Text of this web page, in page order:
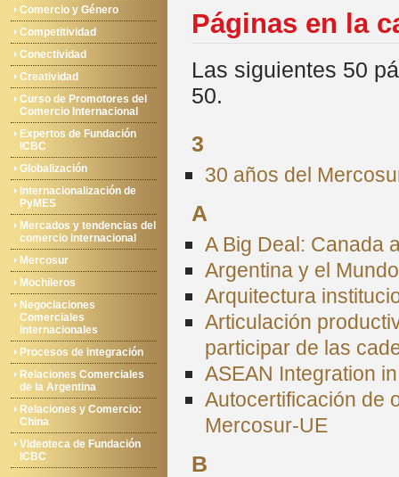
Comercio y Género
Competitividad
Conectividad
Creatividad
Curso de Promotores del
Comercio Internacional
Expertos de Fundación
ICBC
Globalización
Internacionalización de
PyMES
Mercados y tendencias del
comercio internacional
Mercosur
Mochileros
Negociaciones
Comerciales
Internacionales
Procesos de integración
Relaciones Comerciales
de la Argentina
Relaciones y Comercio:
China
Videoteca de Fundación
ICBC
Páginas en la
Las siguientes 50
50.
3
30 años del
A
A Big Deal: Canada
Argentina y el Mundo
Arquitectura
Articulación
participar de las
ASEAN Integration
Autocertificación de
Mercosur-UE
B